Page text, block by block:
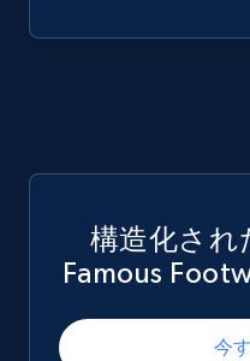
構造化され
Famous
今